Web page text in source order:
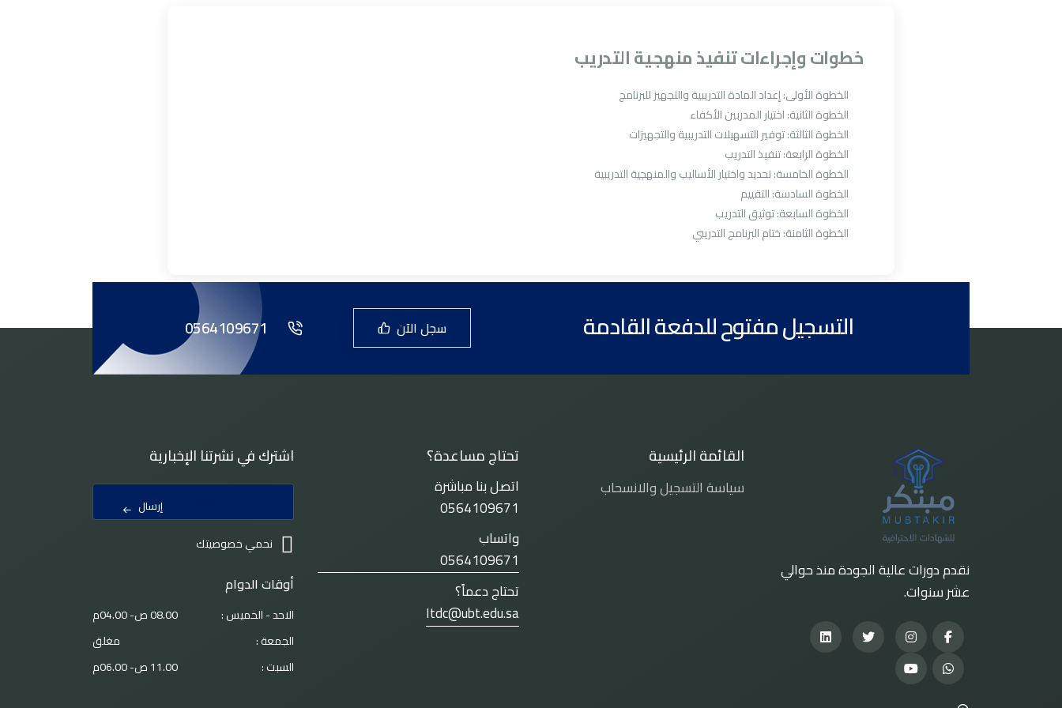
خطوات وإجراءات تنفيذ منهجية التدريب
الخطوة الأولى: إعداد المادة التدريبية والتجهيز للبرنامج
الخطوة الثانية: اختيار المدربين الأكفاء
الخطوة الثالثة: توفير التسهيلات التدريبية والتجهيزات
الخطوة الرابعة: تنفيذ التدريب
الخطوة الخامسة: تحديد واختيار الأساليب والمنهجية التدريبية
الخطوة السادسة: التقييم
الخطوة السابعة: توثيق التدريب
الخطوة الثامنة: ختام البرنامج التدريبي
التسجيل مفتوح للدفعة القادمة سجل الآن 0564109671
نقدم دورات عالية الجودة منذ حوالي
عشر سنوات.
القائمة الرئيسية
سياسة التسجيل والانسحاب
تحتاج مساعدة؟
اتصل بنا مباشرة
0564109671
واتساب
0564109671
تحتاج دعماً؟
Itdc@ubt.edu.sa
اشترك في نشرتنا الإخبارية
إرسال
نحمي خصوصيتك
أوقات الدوام
الاحد - الخميس :
08.00 ص- 04.00م
الجمعة :
مغلق
السبت :
11.00 ص- 06.00م